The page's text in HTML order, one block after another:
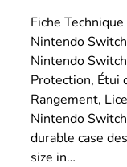
Fiche
Nintendo
Nintendo
Protection, Étui
Rangement,
Nintendo
durable case
size in…